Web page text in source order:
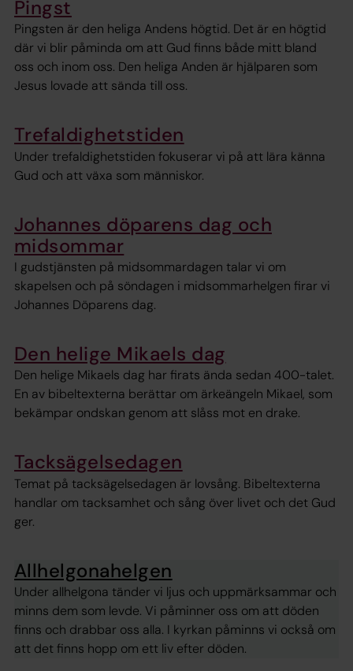
Pingst
Pingsten är den heliga Andens högtid. Det är en högtid
där vi blir påminda om att Gud finns både mitt bland
oss och inom oss. Den heliga Anden är hjälparen som
Jesus lovade att sända till oss.
Trefaldighetstiden
Under trefaldighetstiden fokuserar vi på att lära känna
Gud och att växa som människor.
Johannes döparens dag och
midsommar
I gudstjänsten på midsommardagen talar vi om
skapelsen och på söndagen i midsommarhelgen firar vi
Johannes Döparens dag.
Den helige Mikaels dag
Den helige Mikaels dag har firats ända sedan 400-talet.
En av bibeltexterna berättar om ärkeängeln Mikael, som
bekämpar ondskan genom att slåss mot en drake.
Tacksägelsedagen
Temat på tacksägelsedagen är lovsång. Bibeltexterna
handlar om tacksamhet och sång över livet och det Gud
ger.
Allhelgonahelgen
Under allhelgona tänder vi ljus och uppmärksammar och
minns dem som levde. Vi påminner oss om att döden
finns och drabbar oss alla. I kyrkan påminns vi också om
att det finns hopp om ett liv efter döden.